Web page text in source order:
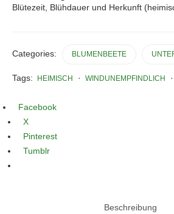
Blütezeit, Blühdauer und Herkunft
Categories: BLUMENBEETE
Tags: HEIMISCH WINDUNEMPFINDLICH
Facebook
X
Pinterest
Tumblr
Beschreibung